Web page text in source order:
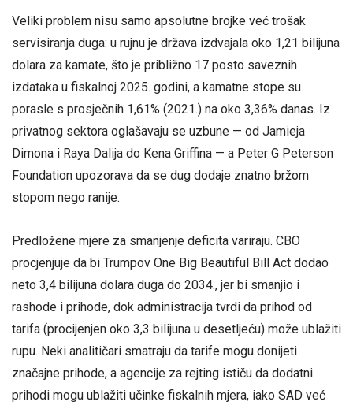
Veliki problem nisu samo apsolutne brojke već trošak
servisiranja duga: u rujnu je država izdvajala oko 1,21 bilijuna
dolara za kamate, što je približno 17 posto saveznih
izdataka u fiskalnoj 2025. godini, a kamatne stope su
porasle s prosječnih 1,61% (2021.) na oko 3,36% danas. Iz
privatnog sektora oglašavaju se uzbune — od Jamieja
Dimona i Raya Dalija do Kena Griffina — a Peter G Peterson
Foundation upozorava da se dug dodaje znatno bržom
stopom nego ranije.
Predložene mjere za smanjenje deficita variraju. CBO
procjenjuje da bi Trumpov One Big Beautiful Bill Act dodao
neto 3,4 bilijuna dolara duga do 2034., jer bi smanjio i
rashode i prihode, dok administracija tvrdi da prihod od
tarifa (procijenjen oko 3,3 bilijuna u desetljeću) može ublažiti
rupu. Neki analitičari smatraju da tarife mogu donijeti
značajne prihode, a agencije za rejting ističu da dodatni
prihodi mogu ublažiti učinke fiskalnih mjera, iako SAD već